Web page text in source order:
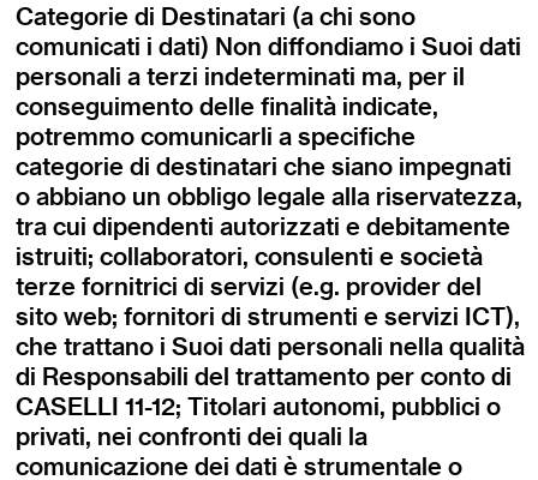
Categorie di Destinatari (a chi sono
comunicati i dati) Non diffondiamo i Suoi dati
personali a terzi indeterminati ma, per il
conseguimento delle finalità indicate,
potremmo comunicarli a specifiche
categorie di destinatari che siano impegnati
o abbiano un obbligo legale alla riservatezza,
tra cui dipendenti autorizzati e debitamente
istruiti; collaboratori, consulenti e società
terze fornitrici di servizi (e.g. provider del
sito web; fornitori di strumenti e servizi ICT),
che trattano i Suoi dati personali nella qualità
di Responsabili del trattamento per conto di
CASELLI 11-12; Titolari autonomi, pubblici o
privati, nei confronti dei quali la
comunicazione dei dati è strumentale o